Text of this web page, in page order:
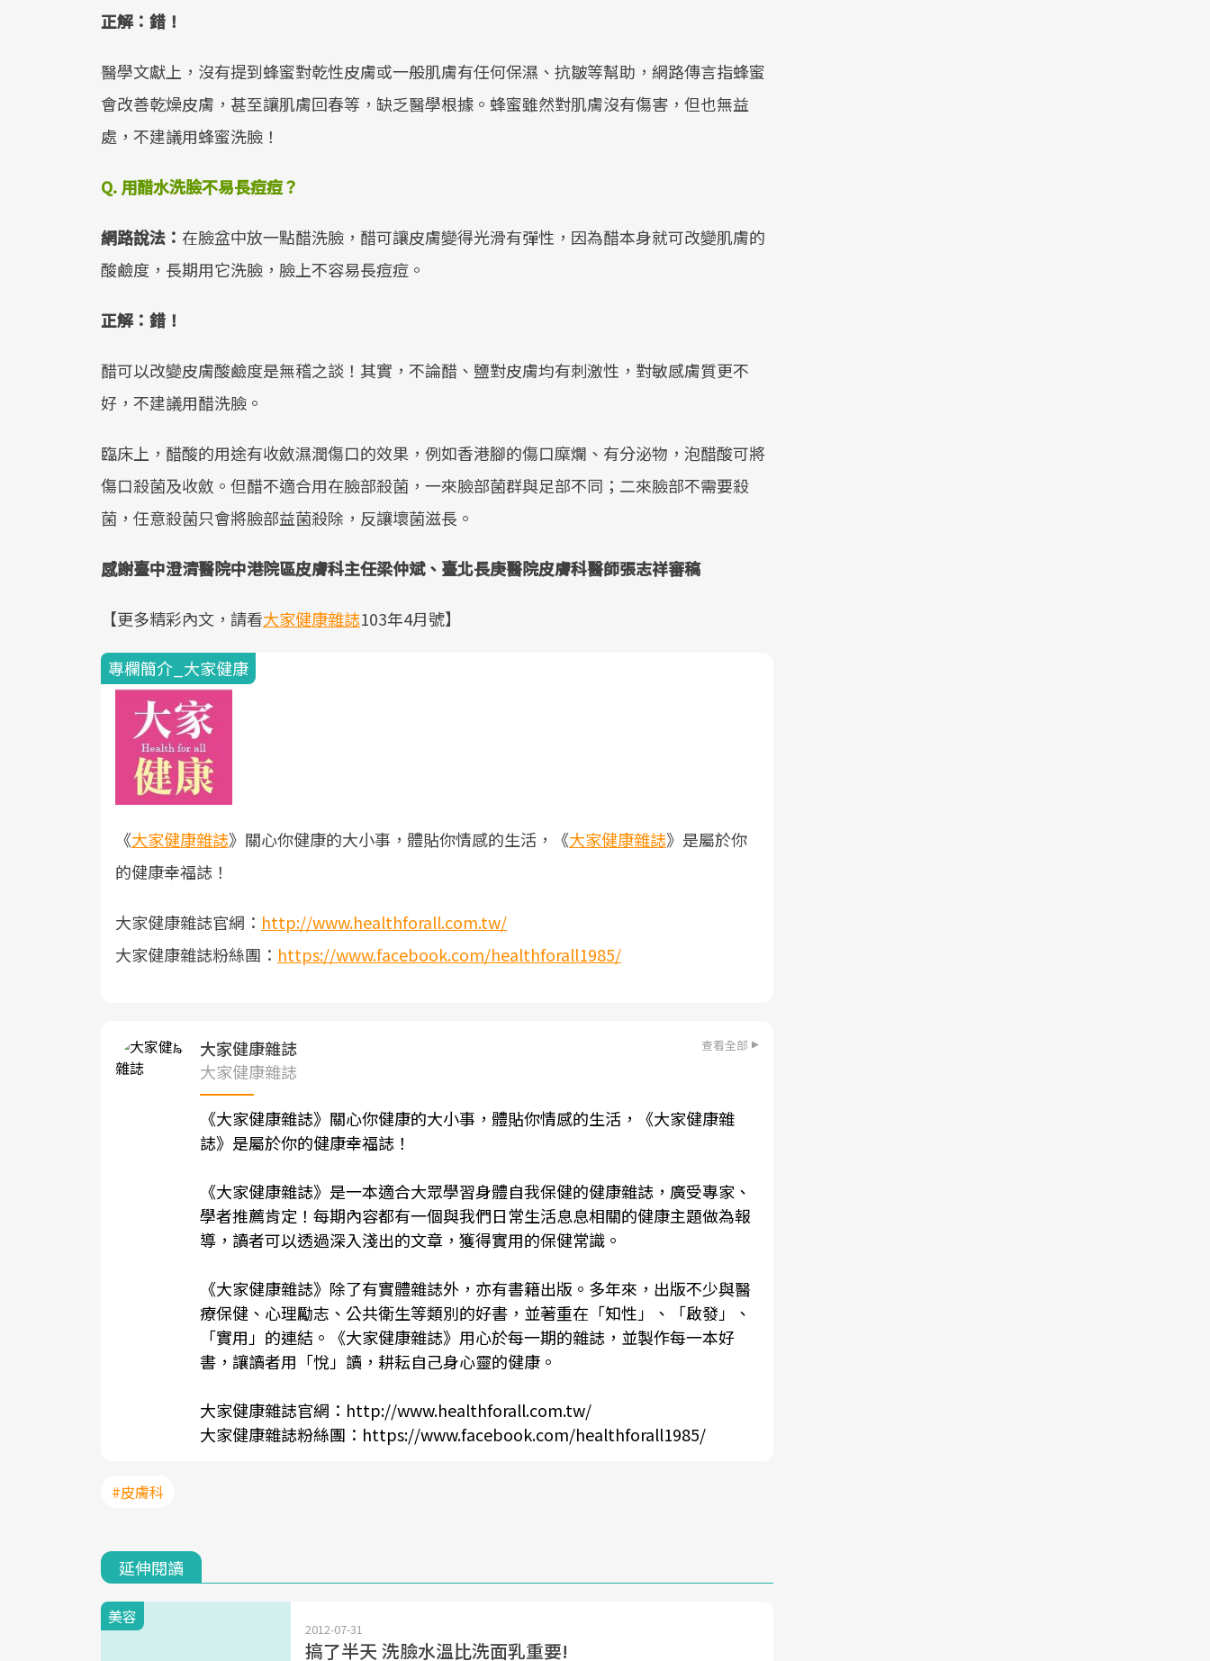
正解：錯！
醫學文獻上，沒有提到蜂蜜對乾性皮膚或一般肌膚有任何保濕、抗皺等幫助，網路傳言指蜂蜜
會改善乾燥皮膚，甚至讓肌膚回春等，缺乏醫學根據。蜂蜜雖然對肌膚沒有傷害，但也無益
處，不建議用蜂蜜洗臉！
Q. 用醋水洗臉不易長痘痘？
網路說法： 在臉盆中放一點醋洗臉，醋可讓皮膚變得光滑有彈性，因為醋本身就可改變肌膚的
酸鹼度，長期用它洗臉，臉上不容易長痘痘。
正解：錯！
醋可以改變皮膚酸鹼度是無稽之談！其實，不論醋、鹽對皮膚均有刺激性，對敏感膚質更不
好，不建議用醋洗臉。
臨床上，醋酸的用途有收斂濕潤傷口的效果，例如香港腳的傷口糜爛、有分泌物，泡醋酸可將
傷口殺菌及收斂。但醋不適合用在臉部殺菌，一來臉部菌群與足部不同；二來臉部不需要殺
菌，任意殺菌只會將臉部益菌殺除，反讓壞菌滋長。
感謝臺中澄清醫院中港院區皮膚科主任梁仲斌、臺北長庚醫院皮膚科醫師張志祥審稿
【更多精彩內文，請看大家健康雜誌103年4月號】
專欄簡介_大家健康
《大家健康雜誌》關心你健康的大小事，體貼你情感的生活，《大家健康雜誌》是屬於你
的健康幸福誌！
大家健康雜誌官網： http://www.healthforall.com.tw/
大家健康雜誌粉絲團： https://www.facebook.com/healthforall1985/
大家健康雜誌 查看全部
大家健康雜誌
《大家健康雜誌》關心你健康的大小事，體貼你情感的生活，《大家健康雜
誌》是屬於你的健康幸福誌！
《大家健康雜誌》是一本適合大眾學習身體自我保健的健康雜誌，廣受專家、
學者推薦肯定！每期內容都有一個與我們日常生活息息相關的健康主題做為報
導，讀者可以透過深入淺出的文章，獲得實用的保健常識。
《大家健康雜誌》除了有實體雜誌外，亦有書籍出版。多年來，出版不少與醫
療保健、心理勵志、公共衛生等類別的好書，並著重在「知性」、「啟發」、
「實用」的連結。《大家健康雜誌》用心於每一期的雜誌，並製作每一本好
書，讓讀者用「悅」讀，耕耘自己身心靈的健康。
大家健康雜誌官網： http://www.healthforall.com.tw/
大家健康雜誌粉絲團： https://www.facebook.com/healthforall1985/
#皮膚科
延伸閱讀
美容
2012-07-31
搞了半天 洗臉水溫比洗面乳重要!